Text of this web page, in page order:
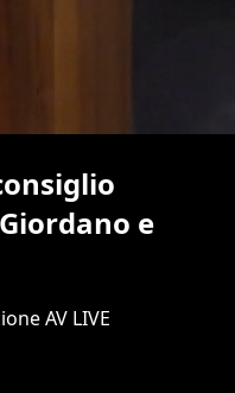
e
AV LIVE